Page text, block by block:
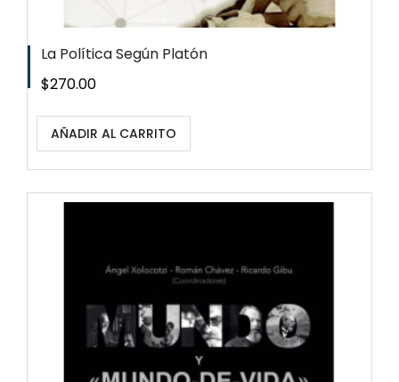
La Política Según Platón
Precio
$270.00
AÑADIR AL CARRITO